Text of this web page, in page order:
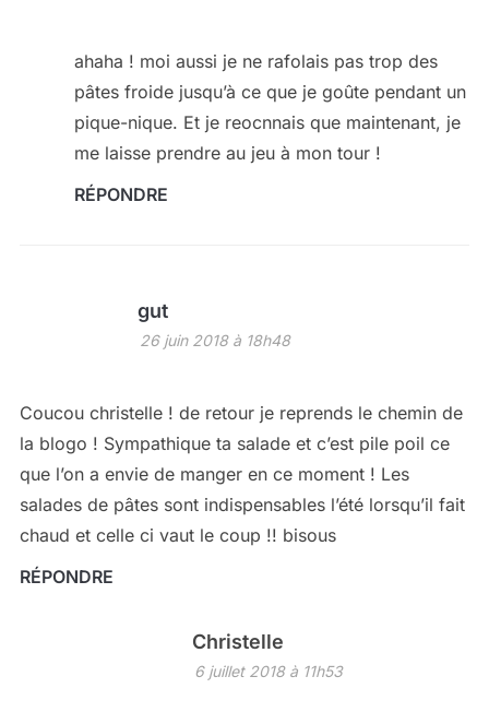
ahaha ! moi aussi je ne rafolais pas trop des
pâtes froide jusqu’à ce que je goûte pendant un
pique-nique. Et je reocnnais que maintenant, je
me laisse prendre au jeu à mon tour !
RÉPONDRE
gut
26 juin 2018 à 18h48
Coucou christelle ! de retour je reprends le chemin de
la blogo ! Sympathique ta salade et c’est pile poil ce
que l’on a envie de manger en ce moment ! Les
salades de pâtes sont indispensables l’été lorsqu’il fait
chaud et celle ci vaut le coup !! bisous
RÉPONDRE
Christelle
6 juillet 2018 à 11h53